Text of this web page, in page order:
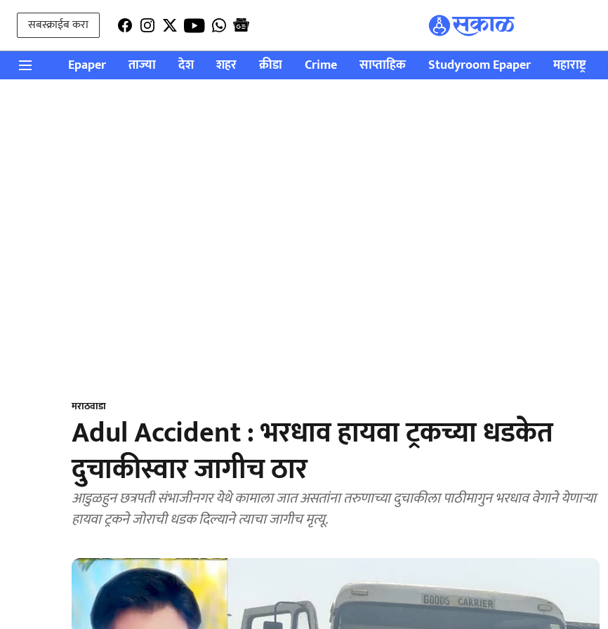
सबस्क्राईब करा
Epaper ताज्या देश शहर क्रीडा Crime साप्ताहिक Studyroom Epaper महाराष्ट्र
मराठवाडा
Adul Accident : भरधाव हायवा ट्रकच्या धडकेत
दुचाकीस्वार जागीच ठार
आडुळहुन छत्रपती संभाजीनगर येथे कामाला जात असतांना तरुणाच्या दुचाकीला पाठीमागुन भरधाव वेगाने येणाऱ्या
हायवा ट्रकने जोराची धडक दिल्याने त्याचा जागीच मृत्यू.